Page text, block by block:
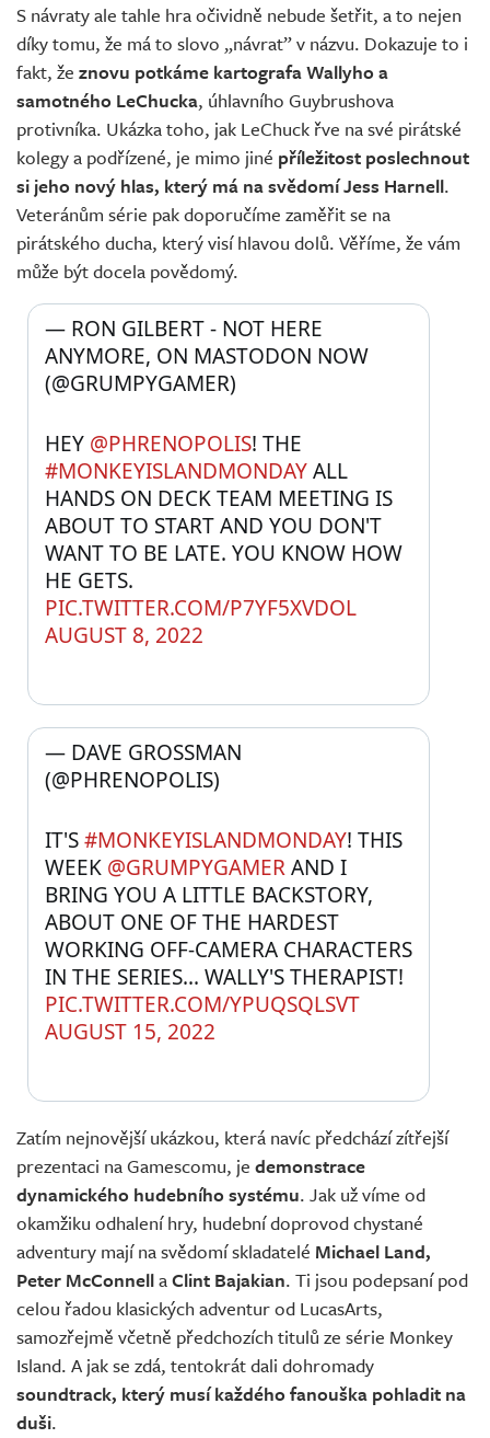
S návraty ale tahle hra očividně nebude šetřit, a to nejen
díky tomu, že má to slovo „návrat” v názvu. Dokazuje to i
fakt, že znovu potkáme kartografa Wallyho a
samotného LeChucka, úhlavního Guybrushova
protivníka. Ukázka toho, jak LeChuck řve na své pirátské
kolegy a podřízené, je mimo jiné příležitost poslechnout
si jeho nový hlas, který má na svědomí Jess Harnell.
Veteránům série pak doporučíme zaměřit se na
pirátského ducha, který visí hlavou dolů. Věříme, že vám
může být docela povědomý.
HEY @PHRENOPOLIS
#MONKEYISLANDMONDAY ALL
HANDS ON DECK TEAM MEETING IS
ABOUT TO START AND YOU DON'T
WANT TO BE LATE. YOU KNOW HOW
PIC.TWITTER.COM/P7YF5XVDOL
— RON GILBERT - NOT HERE
ANYMORE, ON MASTODON NOW
(@GRUMPYGAMER)
AUGUST 8, 2022
IT'S #MONKEYISLANDMONDAY! THIS
WEEK @GRUMPYGAMER AND I
BRING YOU A LITTLE BACKSTORY,
ABOUT ONE OF THE HARDEST
WORKING OFF-CAMERA CHARACTERS
PIC.TWITTER.COM/YPUQSQLSVT
— DAVE GROSSMAN
(@PHRENOPOLIS)
AUGUST 15, 2022
Zatím nejnovější ukázkou, která navíc předchází zítřejší
prezentaci na Gamescomu, je demonstrace
dynamického hudebního systému. Jak už víme od
okamžiku odhalení hry, hudební doprovod chystané
adventury mají na svědomí skladatelé Michael Land,
Peter McConnellaClint Bajakian. Ti jsou podepsaní pod
celou řadou klasických adventur od LucasArts,
samozřejmě včetně předchozích titulů ze série Monkey
Island. A jak se zdá, tentokrát dali dohromady
soundtrack, který musí každého fanouška pohladit na
duši.